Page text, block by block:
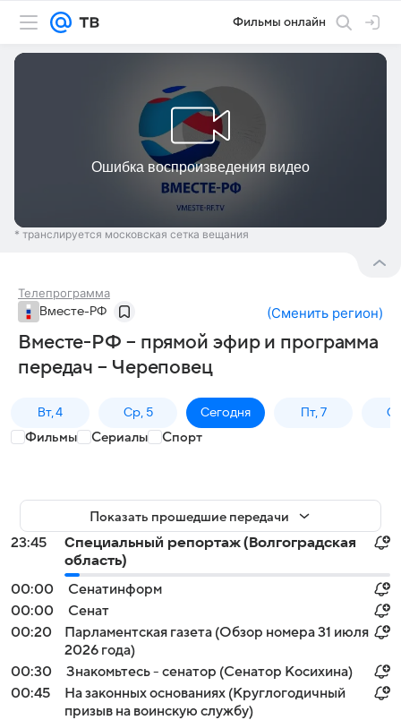
Фильмы онлайн
* транслируется московская сетка вещания
Телепрограмма
Вместе-РФ (Сменить регион)
Вместе-РФ – прямой эфир и программа
передач – Череповец
Вт, 4 Ср, 5 Сегодня Пт, 7
Фильмы Сериалы Спорт
Показать прошедшие передачи
23:45
Специальный репортаж (Волгоградская
область)
00:00
Сенатинформ
00:00
Сенат
00:20
Парламентская газета (Обзор номера 31 июля
2026 года)
00:30
Знакомьтесь - сенатор (Сенатор Косихина)
00:45
На законных основаниях (Круглогодичный
призыв на воинскую службу)